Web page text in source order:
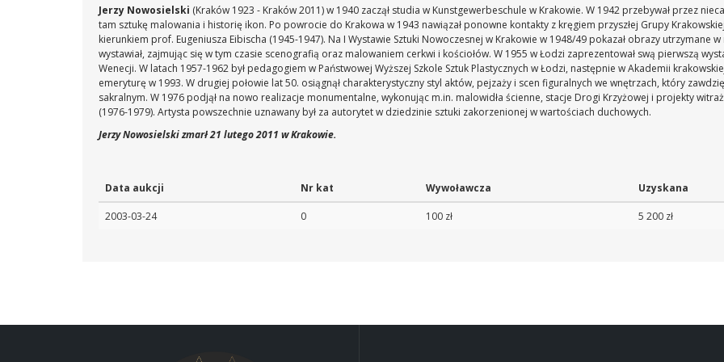
Jerzy Nowosielski (Kraków 1923 - Kraków 2011) w 1940 zaczął studia w Kunstgewerbeschule w Krakowie. W 1942 przebywał przez
tam sztukę malowania i historię ikon. Po powrocie do Krakowa w 1943 nawiązał ponowne kontakty z kręgiem przyszłej Grupy
kierunkiem prof. Eugeniusza Eibischa (1945-1947). Na I Wystawie Sztuki Nowoczesnej w Krakowie w 1948/49 pokazał obrazy utrzymane
wystawiał, zajmując się w tym czasie scenografią oraz malowaniem cerkwi i kościołów. W 1955 w Łodzi zaprezentował swą pierwszą
Wenecji. W latach 1957-1962 był pedagogiem w Państwowej Wyższej Szkole Sztuk Plastycznych w Łodzi, następnie w Akademii
emeryturę w 1993. W drugiej połowie lat 50. osiągnął charakterystyczny styl aktów, pejzaży i scen figuralnych we wnętrzach, który
sakralnym. W 1976 podjął na nowo realizacje monumentalne, wykonując m.in. malowidła ścienne, stacje Drogi Krzyżowej i projekty
(1976-1979). Artysta powszechnie uznawany był za autorytet w dziedzinie sztuki zakorzenionej w wartościach duchowych.
Jerzy Nowosielski zmarł 21 lutego 2011 w Krakowie.
Data aukcji Nr kat Wywoławcza Uzyskana
2003-03-24 0 100 zł 5 200 zł